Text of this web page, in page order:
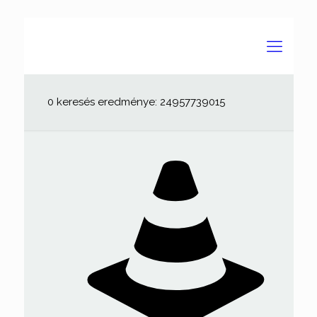
0 keresés eredménye: 24957739015